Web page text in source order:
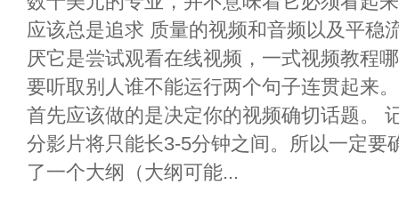
应该总是追求 质量的视频和音频以及平稳
厌它是尝试观看在线视频，一式视频教程
要听取别人谁不能运行两个句子连贯起来
首先应该做的是决定你的视频确切话题。
分影片将只能长3-5分钟之间。所以一定要
了一个大纲（大纲可能...